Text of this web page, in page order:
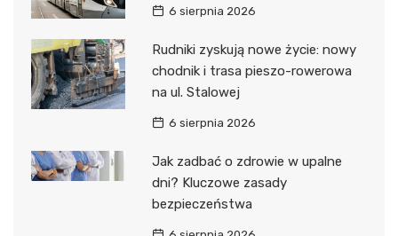
6 sierpnia 2026
Rudniki zyskują nowe życie: nowy
chodnik i trasa pieszo-rowerowa
na ul. Stalowej
6 sierpnia 2026
Jak zadbać o zdrowie w upalne
dni? Kluczowe zasady
bezpieczeństwa